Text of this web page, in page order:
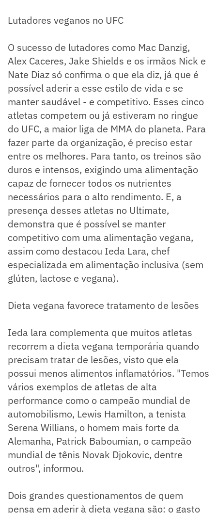
Lutadores veganos no UFC
O sucesso de lutadores como Mac Danzig,
Alex Caceres, Jake Shields e os irmãos Nick e
Nate Diaz só confirma o que ela diz, já que é
possível aderir a esse estilo de vida e se
manter saudável - e competitivo. Esses cinco
atletas competem ou já estiveram no ringue
do UFC, a maior liga de MMA do planeta. Para
fazer parte da organização, é preciso estar
entre os melhores. Para tanto, os treinos são
duros e intensos, exigindo uma alimentação
capaz de fornecer todos os nutrientes
necessários para o alto rendimento. E, a
presença desses atletas no Ultimate,
demonstra que é possível se manter
competitivo com uma alimentação vegana,
assim como destacou Ieda Lara, chef
especializada em alimentação inclusiva (sem
glúten, lactose e vegana).
Dieta vegana favorece tratamento de lesões
Ieda lara complementa que muitos atletas
recorrem a dieta vegana temporária quando
precisam tratar de lesões, visto que ela
possui menos alimentos inflamatórios. "Temos
vários exemplos de atletas de alta
performance como o campeão mundial de
automobilismo, Lewis Hamilton, a tenista
Serena Willians, o homem mais forte da
Alemanha, Patrick Baboumian, o campeão
mundial de tênis Novak Djokovic, dentre
outros", informou.
Dois grandes questionamentos de quem
pensa em aderir à dieta vegana são: o gasto